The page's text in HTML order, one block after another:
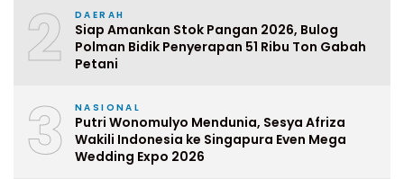
2 DAERAH
Siap Amankan Stok Pangan 2026, Bulog
Polman Bidik Penyerapan 51 Ribu Ton Gabah
Petani
3 NASIONAL
Putri Wonomulyo Mendunia, Sesya Afriza
Wakili Indonesia ke Singapura Even Mega
Wedding Expo 2026